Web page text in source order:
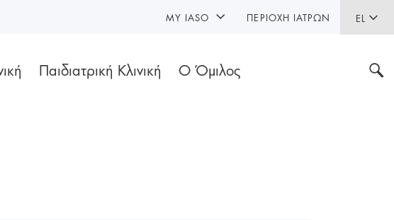
EL
Παιδιατρική Κλινική Ο Όμιλος
MY IASO ΠΕΡΙΟΧΉ ΙΑΤΡΏΝ